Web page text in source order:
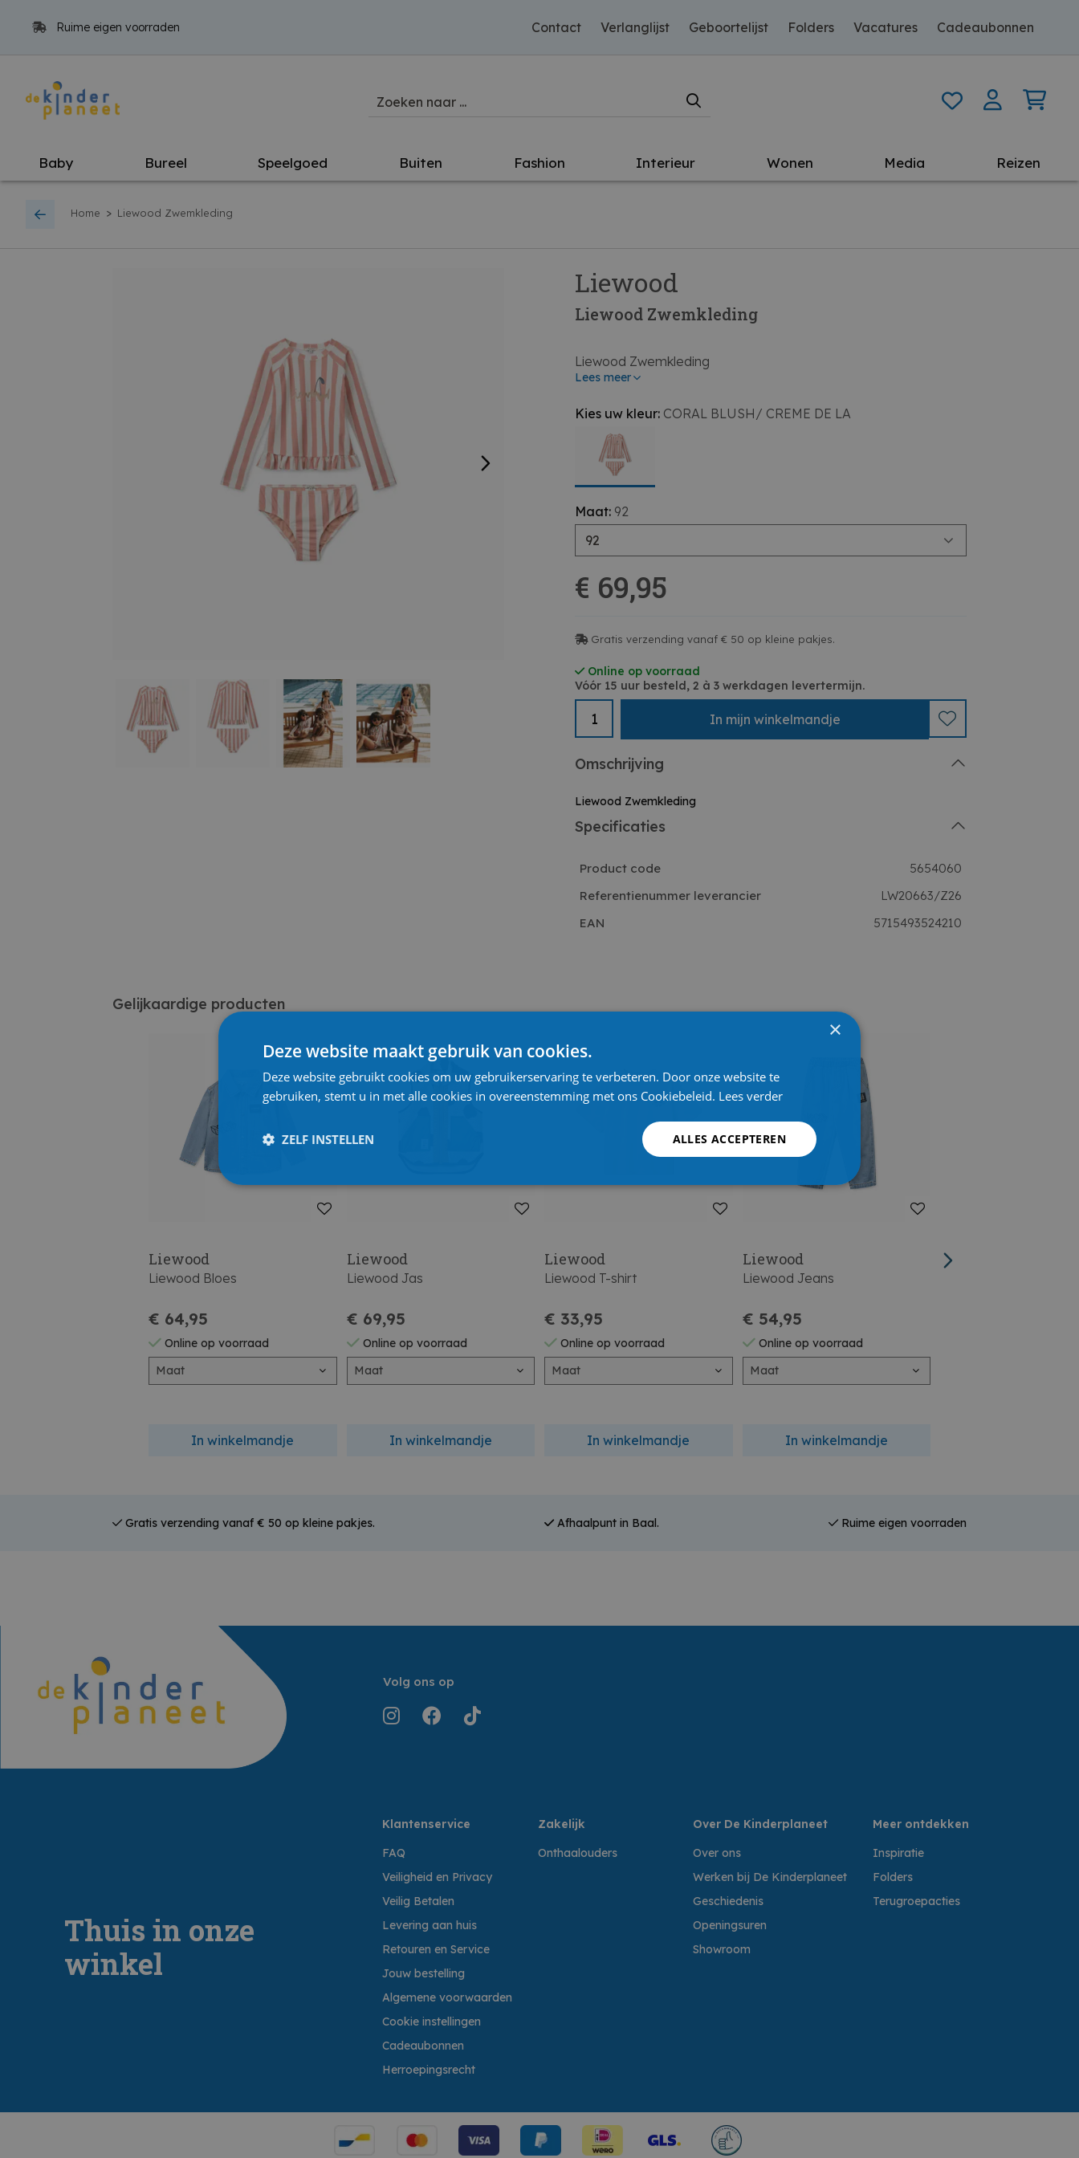
Ruime eigen voorraden Contact Verlanglijst Geboortelijst Folders Vacatures Cadeaubonnen
Baby Bureel Speelgoed Buiten Fashion Interieur Wonen Media Reizen
Home > Liewood Zwemkleding
Liewood
Liewood Zwemkleding
Liewood Zwemkleding
Lees meer
Kies uw kleur: CORAL BLUSH/ CREME DE LA
Maat: 92
92
€ 69,95
Gratis verzending vanaf € 50 op kleine pakjes.
Online op voorraad
Vóór 15 uur besteld, 2 à 3 werkdagen levertermijn.
In mijn winkelmandje
Omschrijving
Liewood Zwemkleding
Specificaties
Product code
5654060
Referentienummer leverancier
LW20663/Z26
EAN
5715493524210
Gelijkaardige producten
Liewood
Liewood Bloes
€ 64,95
Online op voorraad
Maat
In winkelmandje
Liewood
Liewood Jas
€ 69,95
Online op voorraad
Maat
In winkelmandje
Liewood
Liewood T-shirt
€ 33,95
Online op voorraad
Maat
In winkelmandje
Liewood
Liewood Jeans
€ 54,95
Online op voorraad
Maat
In winkelmandje
Liewood
Gratis verzending vanaf € 50 op kleine pakjes. Afhaalpunt in Baal. Ruime eigen voorraden
Volg ons op
Thuis in onze
winkel
Klantenservice
FAQ
Veiligheid en Privacy
Veilig Betalen
Levering aan huis
Retouren en Service
Jouw bestelling
Algemene voorwaarden
Cookie instellingen
Cadeaubonnen
Herroepingsrecht
Zakelijk
Onthaalouders
Over De Kinderplaneet
Over ons
Werken bij De Kinderplaneet
Geschiedenis
Openingsuren
Showroom
Meer ontdekken
Inspiratie
Folders
Terugroepacties
×
Deze website maakt gebruik van cookies.
Deze website gebruikt cookies om uw gebruikerservaring te verbeteren. Door onze website te
gebruiken, stemt u in met alle cookies in overeenstemming met ons Cookiebeleid. Lees verder
ALLES ACCEPTEREN
ZELF INSTELLEN